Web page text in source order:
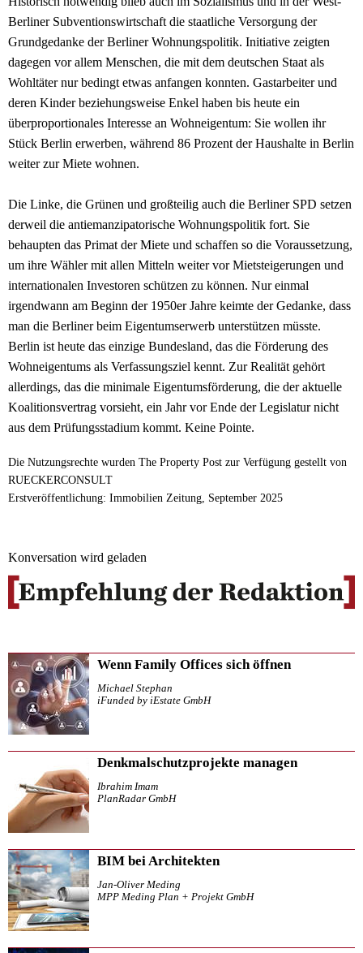
Berliner Subventionswirtschaft die staatliche Versorgung der
Grundgedanke der Berliner Wohnungspolitik. Initiative zeigten
dagegen vor allem Menschen, die mit dem deutschen Staat als
Wohltäter nur bedingt etwas anfangen konnten. Gastarbeiter und
deren Kinder beziehungsweise Enkel haben bis heute ein
überproportionales Interesse an Wohneigentum: Sie wollen ihr
Stück Berlin erwerben, während 86 Prozent der Haushalte in Berlin
weiter zur Miete wohnen.
Die Linke, die Grünen und großteilig auch die Berliner SPD setzen
derweil die antiemanzipatorische Wohnungspolitik fort. Sie
behaupten das Primat der Miete und schaffen so die Voraussetzung,
um ihre Wähler mit allen Mitteln weiter vor Mietsteigerungen und
internationalen Investoren schützen zu können. Nur einmal
irgendwann am Beginn der 1950er Jahre keimte der Gedanke, dass
man die Berliner beim Eigentumserwerb unterstützen müsste.
Berlin ist heute das einzige Bundesland, das die Förderung des
Wohneigentums als Verfassungsziel kennt. Zur Realität gehört
allerdings, das die minimale Eigentumsförderung, die der aktuelle
Koalitionsvertrag vorsieht, ein Jahr vor Ende der Legislatur nicht
aus dem Prüfungsstadium kommt. Keine Pointe.
Die Nutzungsrechte wurden The Property Post zur Verfügung gestellt von
RUECKERCONSULT
Erstveröffentlichung: Immobilien Zeitung, September 2025
Konversation wird geladen
Wenn Family Offices sich öffnen
Michael Stephan
iFunded by iEstate GmbH
Denkmalschutzprojekte managen
Ibrahim Imam
PlanRadar GmbH
BIM bei Architekten
Jan-Oliver Meding
MPP Meding Plan + Projekt GmbH